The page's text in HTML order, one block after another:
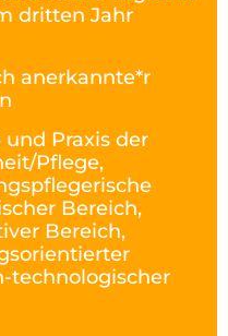
dritten Jahr
anerkannte*r
und Praxis der
Pflege,
Bereich,
Bereich,
technologischer